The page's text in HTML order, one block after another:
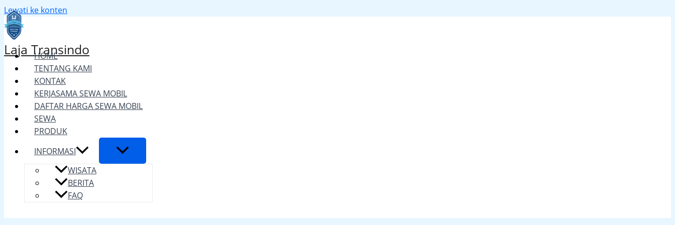
Lewati ke konten
Laja Transindo
HOME
TENTANG KAMI
KONTAK
KERJASAMA SEWA MOBIL
DAFTAR HARGA SEWA MOBIL
SEWA
PRODUK
INFORMASI
WISATA
BERITA
FAQ